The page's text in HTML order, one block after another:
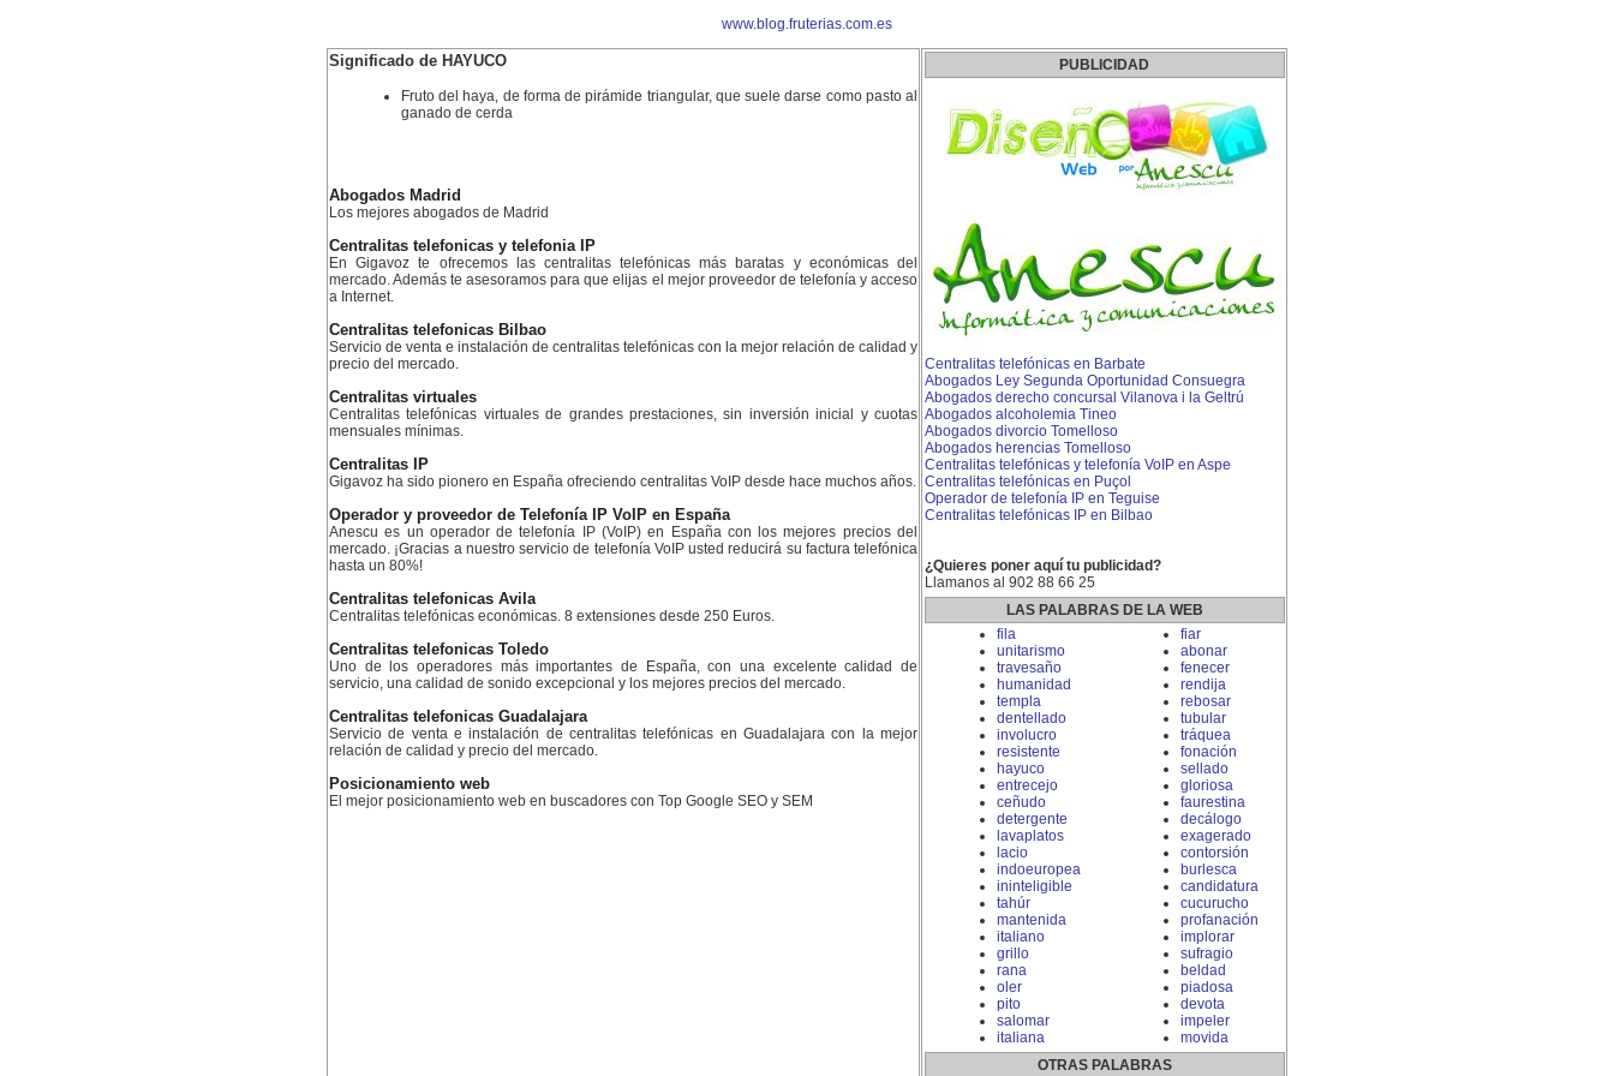
www.blog.fruterias.com.es
Significado de HAYUCO
Fruto del haya, de forma de pirámide triangular, que suele darse como pasto al
ganado de cerda
Abogados Madrid
Los mejores abogados de Madrid
Centralitas telefonicas y telefonia IP
En Gigavoz te ofrecemos las centralitas telefónicas más baratas y económicas del
mercado. Además te asesoramos para que elijas el mejor proveedor de telefonía y acceso
a Internet.
Centralitas telefonicas Bilbao
Servicio de venta e instalación de centralitas telefónicas con la mejor relación de calidad y
precio del mercado.
Centralitas virtuales
Centralitas telefónicas virtuales de grandes prestaciones, sin inversión inicial y cuotas
mensuales mínimas.
Centralitas IP
Gigavoz ha sido pionero en España ofreciendo centralitas VoIP desde hace muchos años.
Operador y proveedor de Telefonía IP VoIP en España
Anescu es un operador de telefonía IP (VoIP) en España con los mejores precios del
mercado. ¡Gracias a nuestro servicio de telefonía VoIP usted reducirá su factura telefónica
hasta un 80%!
Centralitas telefonicas Avila
Centralitas telefónicas económicas. 8 extensiones desde 250 Euros.
Centralitas telefonicas Toledo
Uno de los operadores más importantes de España, con una excelente calidad de
servicio, una calidad de sonido excepcional y los mejores precios del mercado.
Centralitas telefonicas Guadalajara
Servicio de venta e instalación de centralitas telefónicas en Guadalajara con la mejor
relación de calidad y precio del mercado.
Posicionamiento web
El mejor posicionamiento web en buscadores con Top Google SEO y SEM
PUBLICIDAD
Centralitas telefónicas en Barbate
Abogados Ley Segunda Oportunidad Consuegra
Abogados derecho concursal Vilanova i la Geltrú
Abogados alcoholemia Tineo
Abogados divorcio Tomelloso
Abogados herencias Tomelloso
Centralitas telefónicas y telefonía VoIP en Aspe
Centralitas telefónicas en Puçol
Operador de telefonía IP en Teguise
Centralitas telefónicas IP en Bilbao
¿Quieres poner aquí tu publicidad?
Llamanos al 902 88 66 25
LAS PALABRAS DE LA WEB
fila
unitarismo
travesaño
humanidad
templa
dentellado
involucro
resistente
hayuco
entrecejo
ceñudo
detergente
lavaplatos
lacio
indoeuropea
ininteligible
tahúr
mantenida
italiano
grillo
rana
oler
pito
salomar
italiana
fiar
abonar
fenecer
rendija
rebosar
tubular
tráquea
fonación
sellado
gloriosa
faurestina
decálogo
exagerado
contorsión
burlesca
candidatura
cucurucho
profanación
implorar
sufragio
beldad
piadosa
devota
impeler
movida
OTRAS PALABRAS